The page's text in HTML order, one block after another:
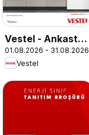
Vestel - Ankastre
Ürünler
01.08.2026 - 31.08.2026
Vestel